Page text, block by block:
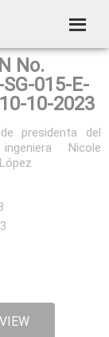
No.
015-E-
10-2023
presidenta del
Nicole